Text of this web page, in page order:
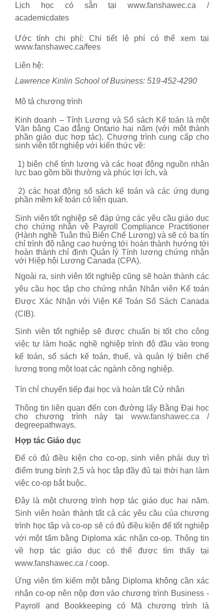
Lịch học có sẵn tại www.fanshawec.ca /
academicdates
Ước tính chi phí: Chi tiết lệ phí có thể xem tại
www.fanshawec.ca/fees
Liên hệ:
Lawrence Kinlin School of Business: 519-452-4290
Mô tả chương trình
Kinh doanh – Tính Lương và Sổ sách Kế toán là một
Văn bằng Cao đẳng Ontario hai năm (với một thành
phần giáo dục hợp tác). Chương trình cung cấp cho
sinh viên tốt nghiệp với kiến thức về:
1) biên chế tính lương và các hoạt động nguồn nhân
lực bao gồm bồi thường và phúc lợi ích, và
2) các hoạt động sổ sách kế toán và các ứng dụng
phần mềm kế toán có liên quan.
Sinh viên tốt nghiệp sẽ đáp ứng các yêu cầu giáo dục
cho chứng nhận về Payroll Compliance Practitioner
(Hành nghề Tuân thủ Biên Chế Lương) và sẽ có ba tín
chỉ trình độ nâng cao hướng tới hoàn thành hướng tới
hoàn thành chỉ định Quản lý Tính lương chứng nhận
với Hiệp hội Lương Canada (CPA).
Ngoài ra, sinh viên tốt nghiệp cũng sẽ hoàn thành các
yêu cầu học tập cho chứng nhận Nhân viên Kế toán
Được Xác Nhận với Viện Kế Toán Sổ Sách Canada
(CIB).
Sinh viên tốt nghiệp sẽ được chuẩn bị tốt cho công
việc tự làm hoặc nghề nghiệp trình độ đầu vào trong
kế toán, sổ sách kế toán, thuế, và quản lý biên chế
lương trong một loạt các ngành công nghiệp.
Tín chỉ chuyển tiếp đại học và hoàn tất Cử nhân
Thông tin liên quan đến con đường lấy Bằng Đại học
cho chương trình này tại www.fanshawec.ca /
degreepathways.
Hợp tác Giáo dục
Để có đủ điều kiện cho co-op, sinh viên phải duy trì
điểm trung bình 2,5 và học tập đầy đủ tại thời hạn làm
việc co-op bắt buộc.
Đây là một chương trình hợp tác giáo dục hai năm.
Sinh viên hoàn thành tất cả các yêu cầu của chương
trình học tập và co-op sẽ có đủ điều kiện để tốt nghiệp
với một tấm bằng Diploma xác nhận co-op. Thông tin
về hợp tác giáo dục có thể được tìm thấy tại
www.fanshawec.ca / coop.
Ứng viên tìm kiếm một bằng Diploma không cần xác
nhận co-op nên nộp đơn vào chương trình Business -
Payroll and Bookkeeping có Mã chương trình là